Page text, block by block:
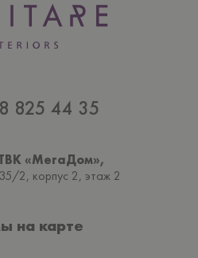
825 44 35
«МегаДом»,
2, корпус 2, этаж 2
на карте